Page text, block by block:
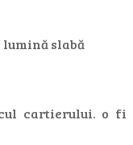
slabă
cartierului. o fi